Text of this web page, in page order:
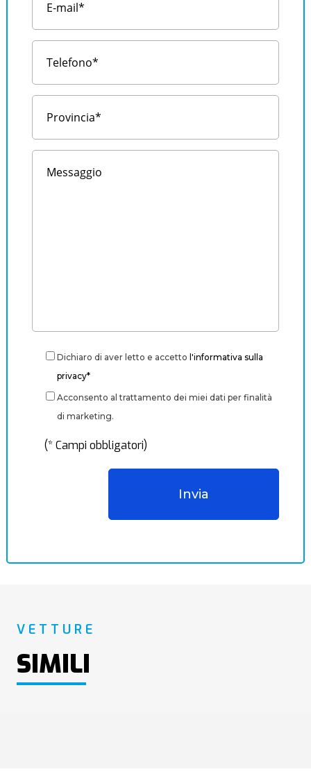
Dichiaro di aver letto e accetto l'informativa sulla
privacy*
Acconsento al trattamento dei miei dati per finalità
di marketing.
(* Campi obbligatori)
VETTURE
SIMILI